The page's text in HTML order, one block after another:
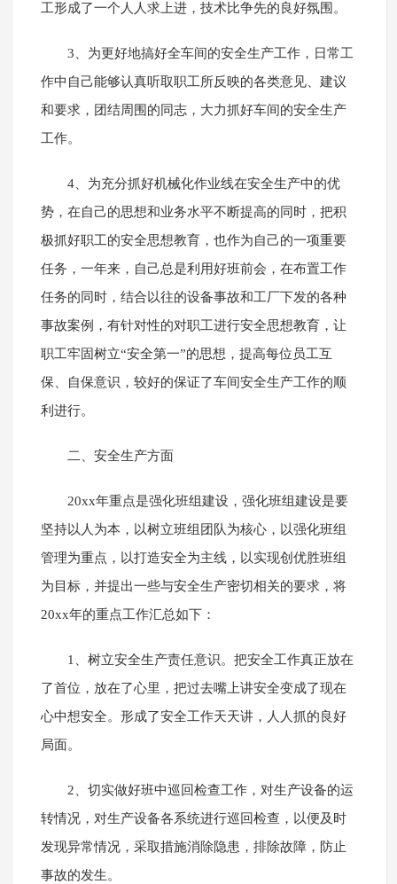
工形成了一个人人求上进，技术比争先的良好氛围。
3、为更好地搞好全车间的安全生产工作，日常工
作中自己能够认真听取职工所反映的各类意见、建议
和要求，团结周围的同志，大力抓好车间的安全生产
工作。
4、为充分抓好机械化作业线在安全生产中的优
势，在自己的思想和业务水平不断提高的同时，把积
极抓好职工的安全思想教育，也作为自己的一项重要
任务，一年来，自己总是利用好班前会，在布置工作
任务的同时，结合以往的设备事故和工厂下发的各种
事故案例，有针对性的对职工进行安全思想教育，让
职工牢固树立“安全第一”的思想，提高每位员工互
保、自保意识，较好的保证了车间安全生产工作的顺
利进行。
二、安全生产方面
20xx年重点是强化班组建设，强化班组建设是要
坚持以人为本，以树立班组团队为核心，以强化班组
管理为重点，以打造安全为主线，以实现创优胜班组
为目标，并提出一些与安全生产密切相关的要求，将
20xx年的重点工作汇总如下：
1、树立安全生产责任意识。把安全工作真正放在
了首位，放在了心里，把过去嘴上讲安全变成了现在
心中想安全。形成了安全工作天天讲，人人抓的良好
局面。
2、切实做好班中巡回检查工作，对生产设备的运
转情况，对生产设备各系统进行巡回检查，以便及时
发现异常情况，采取措施消除隐患，排除故障，防止
事故的发生。